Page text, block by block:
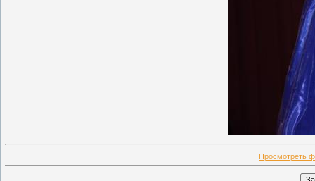
Просмотреть